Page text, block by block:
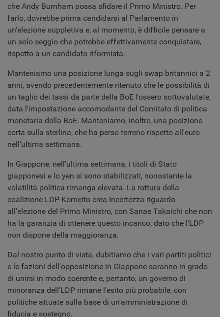
che Andy Burnham possa sfidare il Primo Ministro. Per
farlo, dovrebbe prima candidarsi al Parlamento in
un'elezione suppletiva e, al momento, è difficile pensare a
un solo seggio che potrebbe effettivamente conquistare,
rispetto a un candidato riformista.
Manteniamo una posizione lunga sugli swap britannici a 2
anni, avendo precedentemente ritenuto che le possibilità di
un taglio dei tassi da parte della BoE fossero sottovalutate,
data l'impostazione accomodante del Comitato di politica
monetaria della BoE. Manteniamo, inoltre, una posizione
corta sulla sterlina, che ha perso terreno rispetto all'euro
nell'ultima settimana.
In Giappone, nell'ultima settimana, i titoli di Stato
giapponesi e lo yen si sono stabilizzati, nonostante la
volatilità politica rimanga elevata. La rottura della
coalizione LDP-Komeito crea incertezza riguardo
all'elezione del Primo Ministro, con Sanae Takaichi che non
ha la garanzia di ottenere questo incarico, dato che l’LDP
non dispone della maggioranza.
Dal nostro punto di vista, dubitiamo che i vari partiti politici
e le fazioni dell'opposizione in Giappone saranno in grado
di unirsi in modo coerente e, pertanto, un governo di
minoranza dell’LDP rimane l'esito più probabile, con
politiche attuate sulla base di un'amministrazione di
fiducia e sostegno.